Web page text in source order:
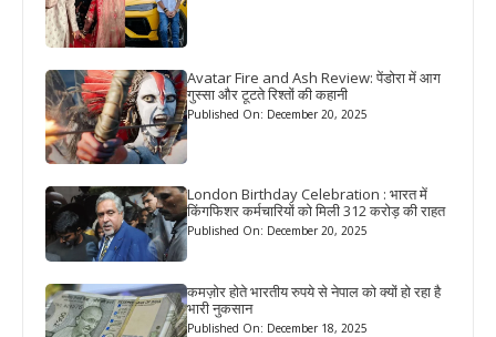
Avatar Fire and Ash Review: पेंडोरा में आग
गुस्सा और टूटते रिश्तों की कहानी
Published On: December 20, 2025
London Birthday Celebration : भारत में
किंगफिशर कर्मचारियों को मिली 312 करोड़ की राहत
Published On: December 20, 2025
कमज़ोर होते भारतीय रुपये से नेपाल को क्यों हो रहा है
भारी नुकसान
Published On: December 18, 2025